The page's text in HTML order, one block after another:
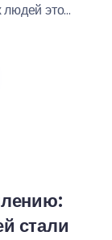
это...
стали